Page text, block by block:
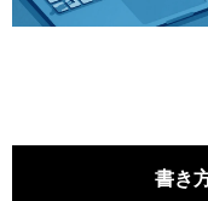
書き